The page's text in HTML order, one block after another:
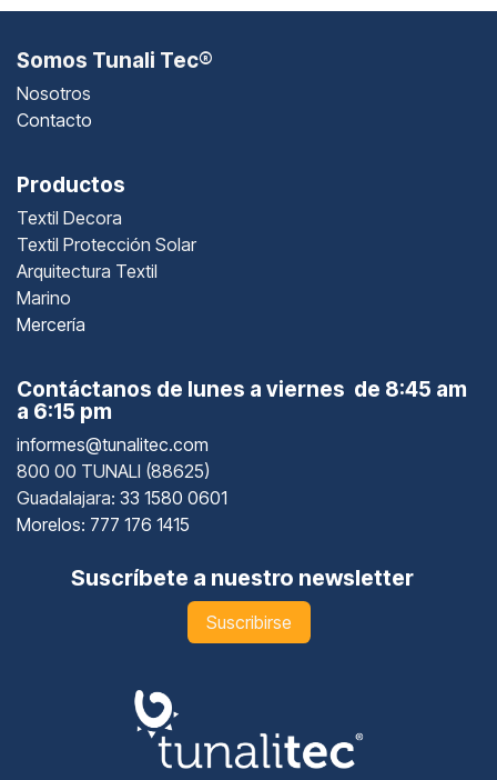
Somos Tunali Tec®
Nosotros
Contacto
Productos
Textil Decora
Textil Protección Solar
Arquitectura Textil
Marino
Mercería
Contáctanos de lunes a viernes de 8:45 am
a 6:15 pm
informes@tunalitec.com
800 00 TUNALI (88625)
Guadalajara: 33 1580 0601
Morelos: 777 176 1415
Suscríbete a nuestro newsletter
Suscribirse